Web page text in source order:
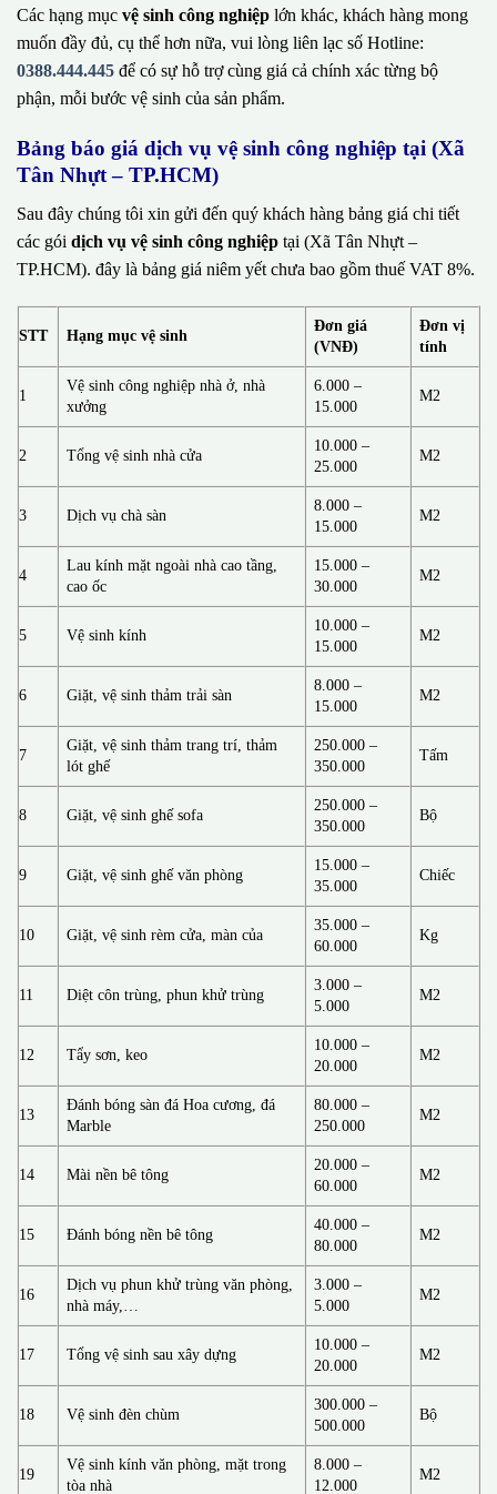
Các hạng mục vệ sinh công nghiệp lớn khác, khách hàng mong
muốn đầy đủ, cụ thể hơn nữa, vui lòng liên lạc số Hotline:
0388.444.445 để có sự hỗ trợ cùng giá cả chính xác từng bộ
phận, mỗi bước vệ sinh của sản phẩm.
Bảng báo giá dịch vụ vệ sinh công nghiệp tại (Xã
Tân Nhựt – TP.HCM)
Sau đây chúng tôi xin gửi đến quý khách hàng bảng giá chi tiết
các gói dịch vụ vệ sinh công nghiệp tại (Xã Tân Nhựt –
TP.HCM). đây là bảng giá niêm yết chưa bao gồm thuế VAT 8%.
STT Hạng mục vệ sinh
Đơn giá
(VNĐ)
Đơn vị
tính
1
Vệ sinh công nghiệp nhà ở, nhà
xưởng
6.000 –
15.000
M2
2 Tổng vệ sinh nhà cửa
10.000 –
25.000
M2
3 Dịch vụ chà sàn
8.000 –
15.000
M2
4
Lau kính mặt ngoài nhà cao tầng,
cao ốc
15.000 –
30.000
M2
5 Vệ sinh kính
10.000 –
15.000
M2
6 Giặt, vệ sinh thảm trải sàn
8.000 –
15.000
M2
7
Giặt, vệ sinh thảm trang trí, thảm
lót ghế
250.000 –
350.000
Tấm
8 Giặt, vệ sinh ghế sofa
250.000 –
350.000
Bộ
9 Giặt, vệ sinh ghế văn phòng
15.000 –
35.000
Chiếc
10 Giặt, vệ sinh rèm cửa, màn của
35.000 –
60.000
Kg
11 Diệt côn trùng, phun khử trùng
3.000 –
5.000
M2
12 Tẩy sơn, keo
10.000 –
20.000
M2
13
Đánh bóng sàn đá Hoa cương, đá
Marble
80.000 –
250.000
M2
14 Mài nền bê tông
20.000 –
60.000
M2
15 Đánh bóng nền bê tông
40.000 –
80.000
M2
16
Dịch vụ phun khử trùng văn phòng,
nhà máy,…
3.000 –
5.000
M2
17 Tổng vệ sinh sau xây dựng
10.000 –
20.000
M2
18 Vệ sinh đèn chùm
300.000 –
500.000
Bộ
19
Vệ sinh kính văn phòng, mặt trong
tòa nhà
8.000 –
12.000
M2